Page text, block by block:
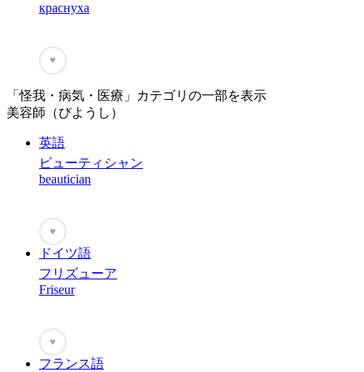
краснуха
♥
「怪我・病気・医療」カテゴリの一部を表示
美容師（びようし）
英語
ビューティシャン
beautician
♥
ドイツ語
フリズューア
Friseur
♥
フランス語